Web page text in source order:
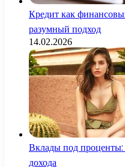
Кредит как
разумный подход
14.02.2026
Вклады под
дохода